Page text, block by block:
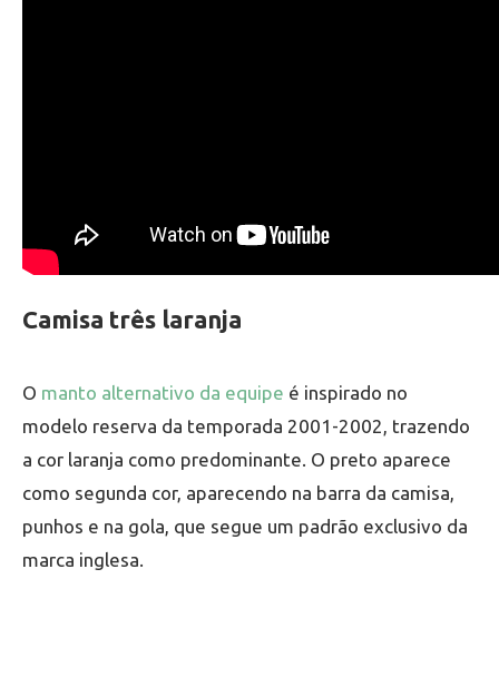
Camisa três laranja
O manto alternativo da equipe é inspirado no
modelo reserva da temporada 2001-2002, trazendo
a cor laranja como predominante. O preto aparece
como segunda cor, aparecendo na barra da camisa,
punhos e na gola, que segue um padrão exclusivo da
marca inglesa.